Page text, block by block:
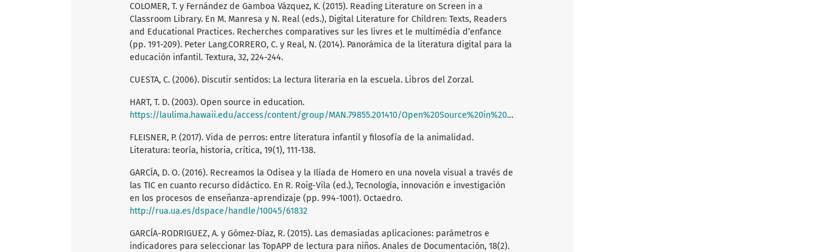
COLOMER, T. y Fernández de Gamboa Vázquez, K. (2015). Reading Literature on Screen in a
Classroom Library. En M. Manresa y N. Real (eds.), Digital Literature for Children: Texts, Readers
and Educational Practices. Recherches comparatives sur les livres et le multimédia d’enfance
(pp. 191-209). Peter Lang.CORRERO, C. y Real, N. (2014). Panorámica de la literatura digital para la
educación infantil. Textura, 32, 224-244.
CUESTA, C. (2006). Discutir sentidos: La lectura literaria en la escuela. Libros del Zorzal.
HART, T. D. (2003). Open source in education.
https://laulima.hawaii.edu/access/content/group/MAN.79855.201410/Open%20Source%20in%20Education%2C%20numbered.pdf
FLEISNER, P. (2017). Vida de perros: entre literatura infantil y filosofía de la animalidad.
Literatura: teoría, historia, crítica, 19(1), 111-138.
GARCÍA, D. O. (2016). Recreamos la Odisea y la Ilíada de Homero en una novela visual a través de
las TIC en cuanto recurso didáctico. En R. Roig-Vila (ed.), Tecnología, innovación e investigación
en los procesos de enseñanza-aprendizaje (pp. 994-1001). Octaedro.
http://rua.ua.es/dspace/handle/10045/61832
GARCÍA-RODRIGUEZ, A. y Gómez-Díaz, R. (2015). Las demasiadas aplicaciones: parámetros e
indicadores para seleccionar las TopAPP de lectura para niños. Anales de Documentación, 18(2).